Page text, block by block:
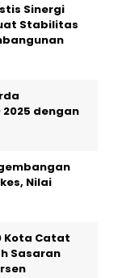
Sinergi
Stabilitas
dengan
Nilai
Kota Catat
Sasaran